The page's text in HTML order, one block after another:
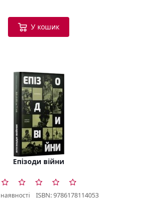
У кошик
Епізоди війни
ISBN: 9786178114053